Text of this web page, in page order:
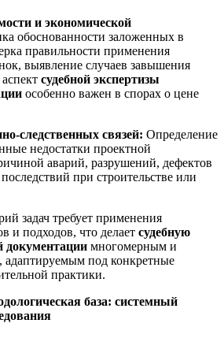
и экономической
обоснованности заложенных в
правильности применения
выявление случаев завышения
судебной экспертизы
особенно важен в спорах о цене
следственных связей: Определение
недостатки проектной
аварий, разрушений, дефектов
при строительстве или
задач требует применения
и подходов, что делает судебную
документации многомерным и
адаптируемым под конкретные
практики.
база: системный